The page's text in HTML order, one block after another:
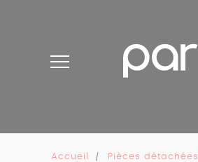
Accueil Pièces détachées